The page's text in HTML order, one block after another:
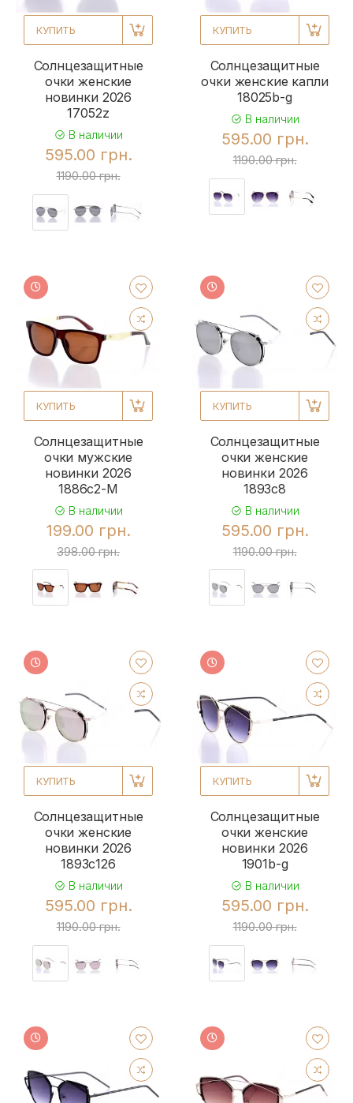
КУПИТЬ
Солнцезащитные
очки женские
новинки 2026
17052z
В наличии
595.00 грн.
1190.00 грн.
КУПИТЬ
Солнцезащитные
очки женские капли
18025b-g
В наличии
595.00 грн.
1190.00 грн.
КУПИТЬ
Солнцезащитные
очки мужские
новинки 2026
1886c2-M
В наличии
199.00 грн.
398.00 грн.
КУПИТЬ
Солнцезащитные
очки женские
новинки 2026
1893c8
В наличии
595.00 грн.
1190.00 грн.
КУПИТЬ
Солнцезащитные
очки женские
новинки 2026
1893с126
В наличии
595.00 грн.
1190.00 грн.
КУПИТЬ
Солнцезащитные
очки женские
новинки 2026
1901b-g
В наличии
595.00 грн.
1190.00 грн.